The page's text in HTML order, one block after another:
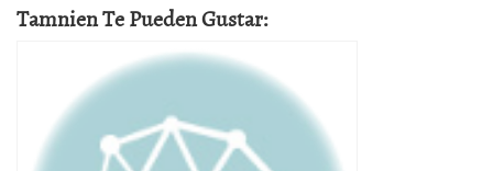
Tamnien Te Pueden Gustar: